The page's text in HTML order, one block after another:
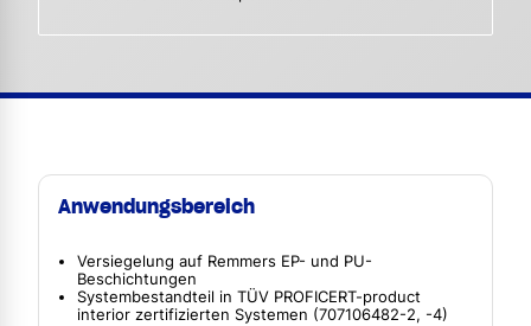
Anwendungsbereich
Versiegelung auf Remmers EP- und PU-
Beschichtungen
Systembestandteil in TÜV PROFICERT-product
interior zertifizierten Systemen (707106482-2, -4)